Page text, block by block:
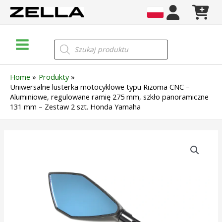
Skip
Menu
Wyszukiwarka
produktów
Home
Produkty
Uniwersalne lusterka motocyklowe typu Rizoma CNC –
Aluminiowe, regulowane ramię 275 mm, szkło panoramiczne
131 mm – Zestaw 2 szt. Honda Yamaha
motocyklowe